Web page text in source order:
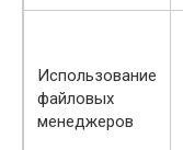
Использование
файловых
менеджеров